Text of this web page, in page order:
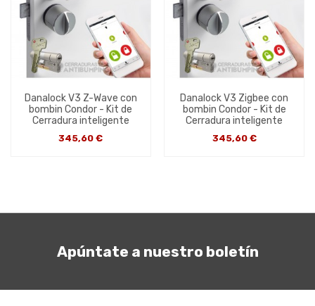
Danalock V3 Z-Wave con
bombin Condor - Kit de
Cerradura inteligente
345,60 €
Danalock V3 Zigbee con
bombin Condor - Kit de
Cerradura inteligente
345,60 €
Apúntate a nuestro boletín